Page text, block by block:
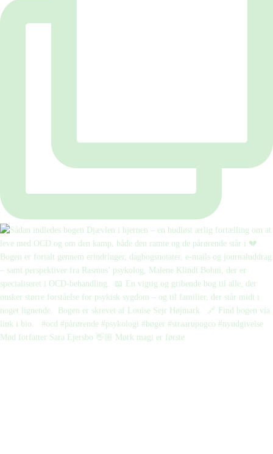
Mød forfatter Sara Ejersbo 👋🏼 Mørk magi er første